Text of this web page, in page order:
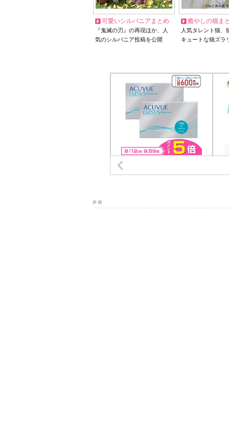
可愛いシルバニアまとめ
『鬼滅の刃』の再現ほか、人
気のシルバニア投稿を公開
癒やしの猫ま
人気タレント猫
キュートな猫ズラ
P R